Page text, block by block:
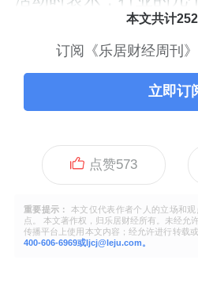
本文共计
订阅《乐居财经周刊
立即订
点赞573
重要提示：
本文仅代表作者个人的立场和
点。 本文著作权，归乐居财经所有。未经允
传播平台上使用本文内容；经允许进行转载
400-606-6969或ljcj@leju.com。